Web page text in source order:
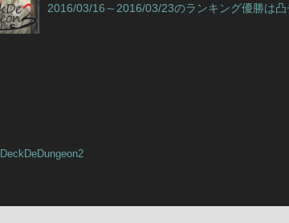
2016/03/16～2016/03/23のランキング優勝は
DeckDeDungeon2